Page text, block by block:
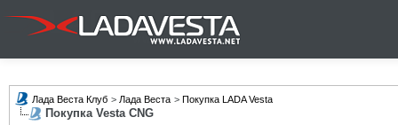
Лада Веста Клуб > Лада Веста > Покупка LADA Vesta
Покупка Vesta CNG